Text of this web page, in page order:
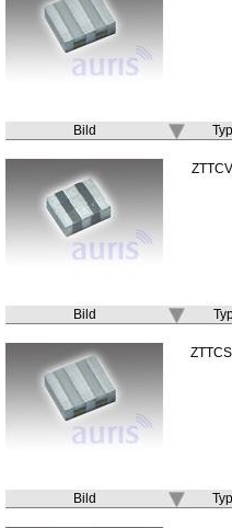
Bild
Bild
Bild